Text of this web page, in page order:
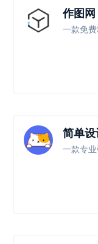
作图网
一款免
简单
一款专